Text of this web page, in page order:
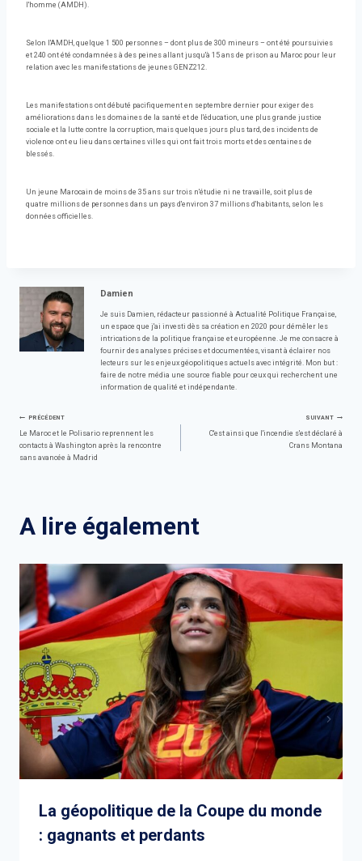
l'homme (AMDH).
Selon l'AMDH, quelque 1 500 personnes – dont plus de 300 mineurs – ont été poursuivies
et 240 ont été condamnées à des peines allant jusqu'à 15 ans de prison au Maroc pour leur
relation avec les manifestations de jeunes GENZ212.
Les manifestations ont débuté pacifiquement en septembre dernier pour exiger des
améliorations dans les domaines de la santé et de l'éducation, une plus grande justice
sociale et la lutte contre la corruption, mais quelques jours plus tard, des incidents de
violence ont eu lieu dans certaines villes qui ont fait trois morts et des centaines de
blessés.
Un jeune Marocain de moins de 35 ans sur trois n'étudie ni ne travaille, soit plus de
quatre millions de personnes dans un pays d'environ 37 millions d'habitants, selon les
données officielles.
Damien
Je suis Damien, rédacteur passionné à Actualité Politique Française,
un espace que j'ai investi dès sa création en 2020 pour démêler les
intrications de la politique française et européenne. Je me consacre à
fournir des analyses précises et documentées, visant à éclairer nos
lecteurs sur les enjeux géopolitiques actuels avec intégrité. Mon but :
faire de notre média une source fiable pour ceux qui recherchent une
information de qualité et indépendante.
Navigation
de
PRÉCÉDENT
Le Maroc et le Polisario reprennent les
contacts à Washington après la rencontre
sans avancée à Madrid
SUIVANT
C'est ainsi que l'incendie s'est déclaré à
Crans Montana
A lire également
La géopolitique de la Coupe du monde
: gagnants et perdants